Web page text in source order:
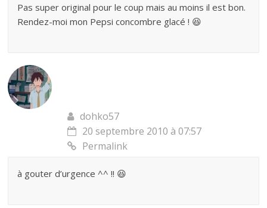
Pas super original pour le coup mais au moins il est bon.
Rendez-moi mon Pepsi concombre glacé ! 😆
dohko57
20 septembre 2010 à 07:57
Permalink
à gouter d’urgence ^^ !! 😆